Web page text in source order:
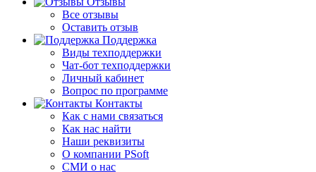
Все отзывы
Оставить отзыв
Поддержка
Виды техподдержки
Чат-бот техподдержки
Личный кабинет
Вопрос по программе
Контакты
Как с нами связаться
Как нас найти
Наши реквизиты
О компании PSoft
СМИ о нас